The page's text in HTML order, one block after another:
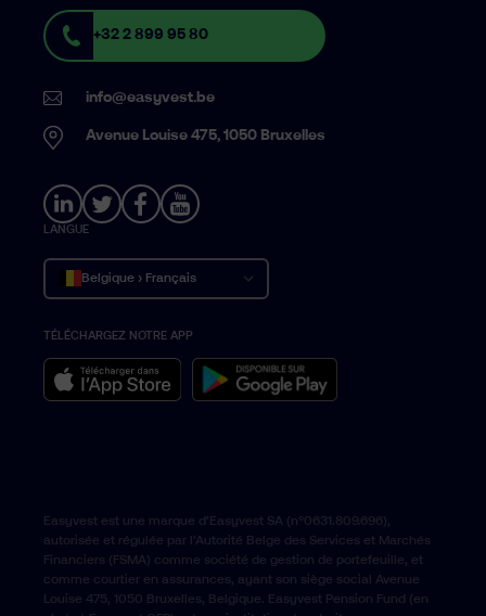
+32 2 899 95 80
info@easyvest.be
Avenue Louise 475, 1050 Bruxelles
LANGUE
Belgique › Français
België › Nederlands
Belgium › English
TÉLÉCHARGEZ NOTRE APP
Easyvest est une marque d’Easyvest SA (n°0631.809.696),
autorisée et régulée par l’Autorité Belge des Services et Marchés
Financiers (FSMA) comme société de gestion de portefeuille, et
comme courtier en assurances, ayant son siège social Avenue
Louise 475, 1050 Bruxelles, Belgique. Easyvest Pension Fund (en